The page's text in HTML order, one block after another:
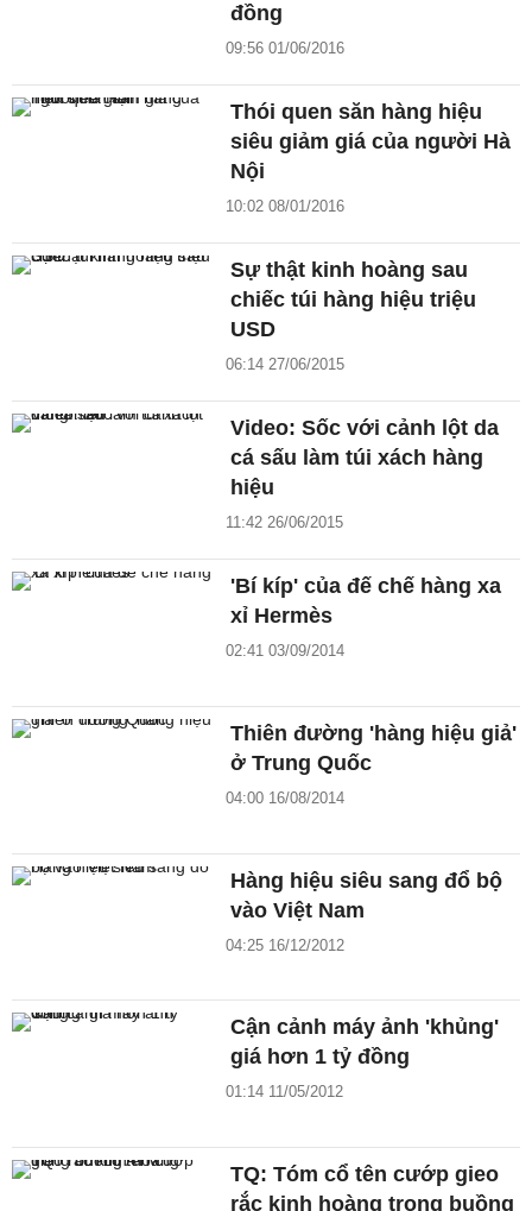
đồng
09:56 01/06/2016
Thói quen săn hàng hiệu
siêu giảm giá của người Hà
Nội
10:02 08/01/2016
Sự thật kinh hoàng sau
chiếc túi hàng hiệu triệu
USD
06:14 27/06/2015
Video: Sốc với cảnh lột da
cá sấu làm túi xách hàng
hiệu
11:42 26/06/2015
'Bí kíp' của đế chế hàng xa
xỉ Hermès
02:41 03/09/2014
Thiên đường 'hàng hiệu giả'
ở Trung Quốc
04:00 16/08/2014
Hàng hiệu siêu sang đổ bộ
vào Việt Nam
04:25 16/12/2012
Cận cảnh máy ảnh 'khủng'
giá hơn 1 tỷ đồng
01:14 11/05/2012
TQ: Tóm cổ tên cướp gieo
rắc kinh hoàng trong buồng